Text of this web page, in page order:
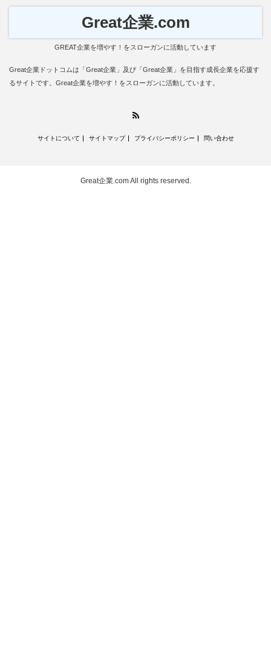
Great企業.com
GREAT企業を増やす！をスローガンに活動しています
Great企業ドットコムは「Great企業」及び「Great企業」を目指す成長企業を応援す
るサイトです。Great企業を増やす！をスローガンに活動しています。
サイトについて サイトマップ プライバシーポリシー 問い合わせ
Great企業.comAll rights reserved.